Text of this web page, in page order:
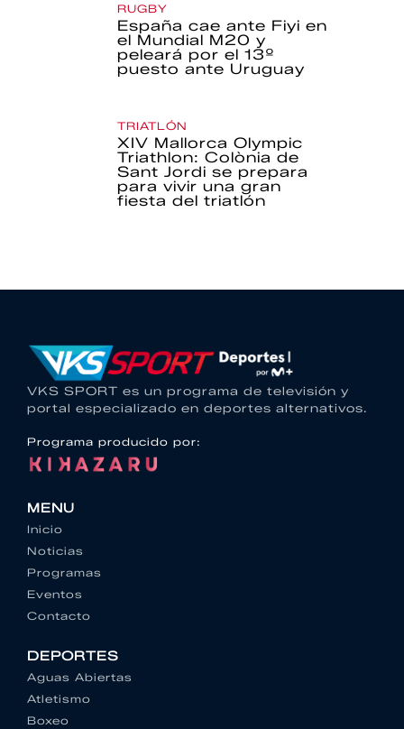
RUGBY
España cae ante Fiyi en
el Mundial M20 y
peleará por el 13º
puesto ante Uruguay
TRIATLÓN
XIV Mallorca Olympic
Triathlon: Colònia de
Sant Jordi se prepara
para vivir una gran
fiesta del triatlón
VKS SPORT es un programa de televisión y
portal especializado en deportes alternativos.
Programa producido por:
MENU
Inicio
Noticias
Programas
Eventos
Contacto
DEPORTES
Aguas Abiertas
Atletismo
Boxeo